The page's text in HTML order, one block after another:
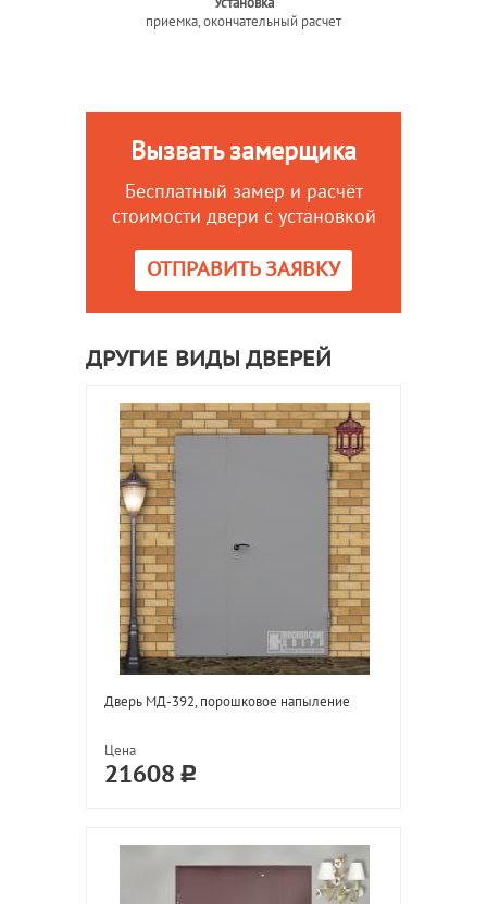
приемка, окончательный расчет
Вызвать замерщика
Бесплатный замер и расчёт
стоимости двери с установкой
ОТПРАВИТЬ ЗАЯВКУ
ДРУГИЕ ВИДЫ ДВЕРЕЙ
Дверь МД-392, порошковое напыление
Цена
21608